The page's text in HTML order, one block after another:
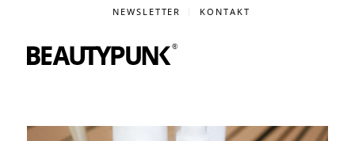
NEWSLETTER KONTAKT